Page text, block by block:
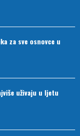
za sve osnovce u
uživaju u ljetu